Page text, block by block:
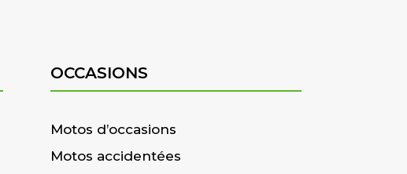
OCCASIONS
Motos d’occasions
Motos accidentées